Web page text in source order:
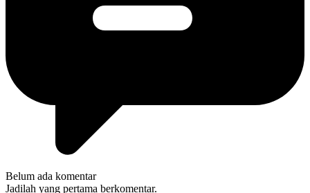
Belum ada komentar
Jadilah yang pertama berkomentar.